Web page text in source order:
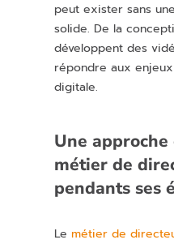
peut exister sans
solide. De la
développent des
répondre aux
digitale.
Une
métier de
pendants ses
Lemétier de